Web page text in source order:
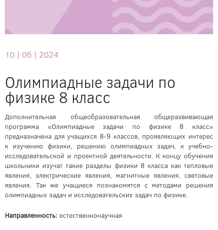
10 | 06 | 2024
Олимпиадные задачи по
физике 8 класс
Дополнительная общеобразовательная общеразвивающая
программа «Олимпиадные задачи по физике 8 класс»
предназначена для учащихся 8-9 классов, проявляющих интерес
к изучению физики, решению олимпиадных задач, к учебно-
исследовательской и проектной деятельности. К концу обучения
школьники изучат такие разделы физики 8 класса как тепловые
явления, электрические явления, магнитные явления, световые
явления. Так же учащиеся познакомятся с методами решения
олимпиадных задач и исследовательских задач по физике.
Направленность: естественнонаучная